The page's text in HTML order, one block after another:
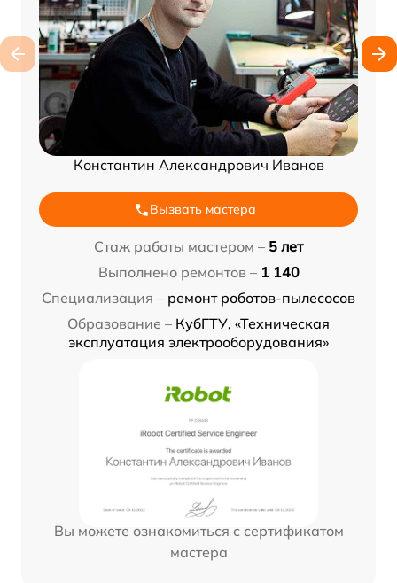
Константин Александрович Иванов
Вызвать мастера
Стаж работы мастером – 5 лет
Выполнено ремонтов – 1 140
Специализация – ремонт роботов-пылесосов
Образование – КубГТУ, «Техническая
эксплуатация электрооборудования»
Вы можете ознакомиться с сертификатом
мастера